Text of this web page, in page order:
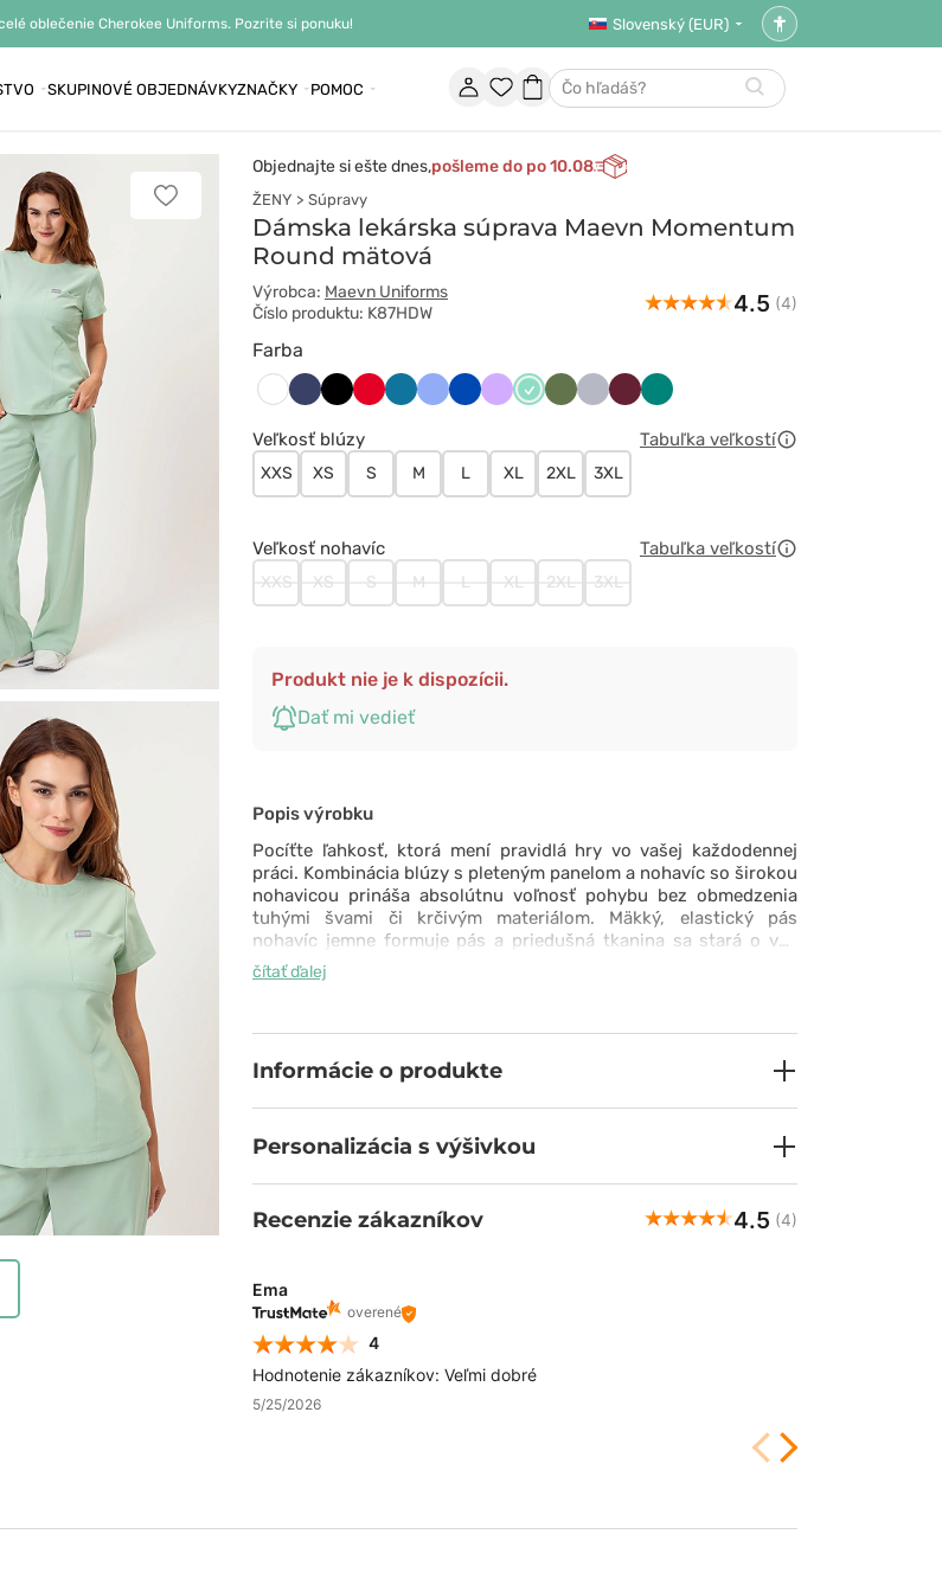
oblečenie Cherokee Uniforms. Pozrite si ponuku! Slovenský (EUR)
Nastavenia
prístupnosti
SKUPINOVÉ OBJEDNÁVKYZNAČKY POMOC ÚčetObľúbené
Nákupný
Hľadať
Pridať
Objednajte si ešte dnes,pošleme do po 10.08
ŽENY Súpravy
Dámska lekárska súprava Maevn Momentum
Round mätová
Výrobca: Maevn Uniforms
Číslo produktu: K87HDW
4.5 (4)
Farba
Biały CiemnyCzarnyCzerwony
KaraibskiKlasycznyKrólewski
Lawendowy
MiętowyOliwkowyPopielatyWiśniowy
Zielony
Veľkosť blúzy Tabuľka veľkostí
XXS XS S M L XL 2XL 3XL
Veľkosť nohavíc Tabuľka veľkostí
XXS XS S M L XL 2XL 3XL
Produkt nie je k dispozícii.
Dať mi vedieť
Popis výrobku
Pocíťte ľahkosť, ktorá mení pravidlá hry vo vašej každodennej
práci. Kombinácia blúzy s pleteným panelom a nohavíc so širokou
nohavicou prináša absolútnu voľnosť pohybu bez obmedzenia
tuhými švami či krčivým materiálom. Mäkký, elastický pás
nohavíc jemne formuje pás a priedušná tkanina sa stará o váš
komfort aj v tých najnáročnejších chvíľach. Je to viac než len
zdravotnícke oblečenie – je to váš osobný komfort v modernom,
voľnosťou a eleganciou.
čítať ďalej
Informácie o produkte
Personalizácia s výšivkou
Recenzie zákazníkov 4.5 (4)
Ema
overené
4
Hodnotenie zákazníkov: Veľmi dobré
5/25/2026